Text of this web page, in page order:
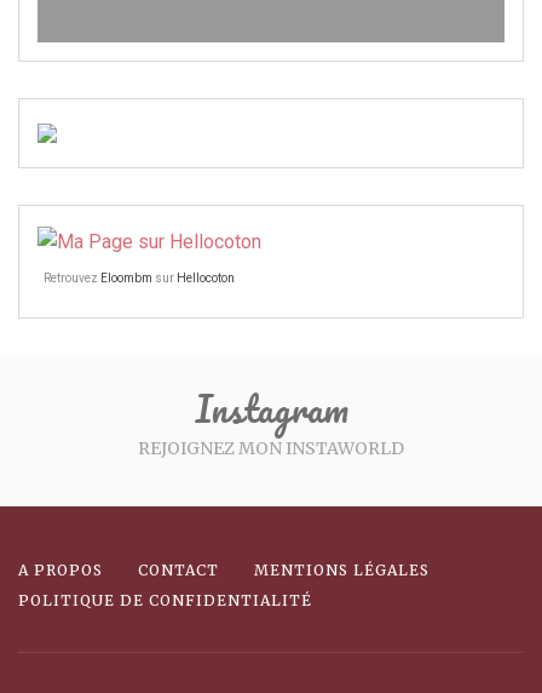
Retrouvez Eloombm sur Hellocoton
Instagram
REJOIGNEZ MON INSTAWORLD
A PROPOS CONTACT
MENTIONS LÉGALES
POLITIQUE DE CONFIDENTIALITÉ